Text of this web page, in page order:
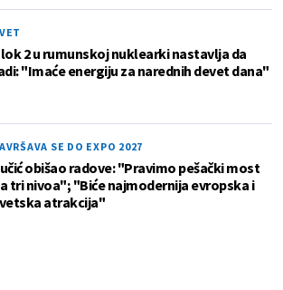
2 u rumunskoj nuklearki nastavlja da
"Imaće energiju za narednih devet dana"
SE DO EXPO 2027
obišao radove: "Pravimo pešački most
tri nivoa"; "Biće najmodernija evropska i
atrakcija"